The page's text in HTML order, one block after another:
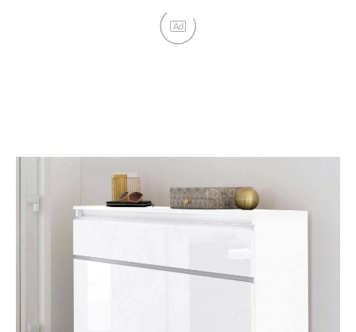
Ad